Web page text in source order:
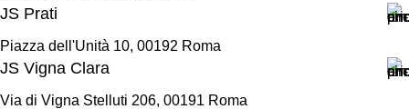
JS Prati
Piazza dell'Unità 10, 00192 Roma
JS Vigna Clara
Via di Vigna Stelluti 206, 00191 Roma